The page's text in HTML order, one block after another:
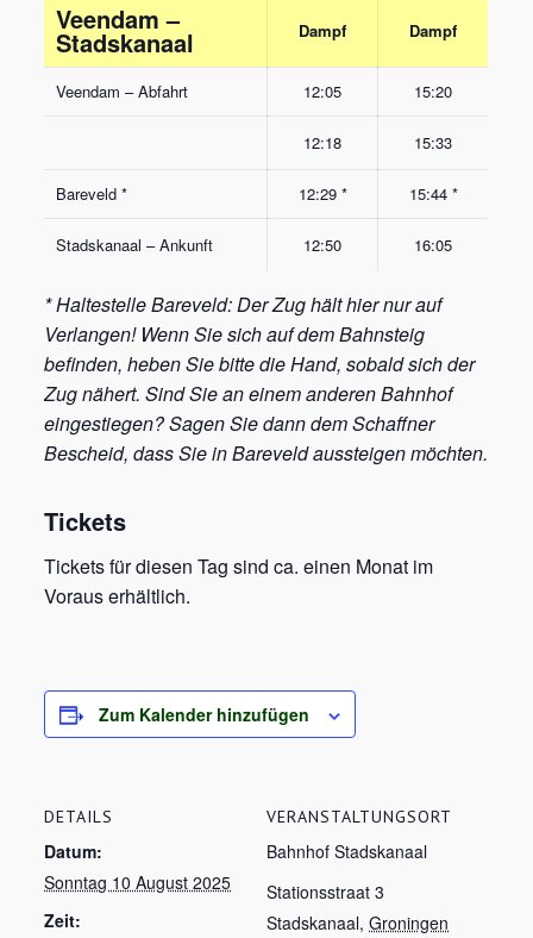
Veendam –
Stadskanaal Dampf Dampf
Veendam – Abfahrt 12:05 15:20
12:18 15:33
Bareveld * 12:29 * 15:44 *
Stadskanaal – Ankunft 12:50 16:05
* Haltestelle Bareveld: Der Zug hält hier nur auf
Verlangen! Wenn Sie sich auf dem Bahnsteig
befinden, heben Sie bitte die Hand, sobald sich der
Zug nähert. Sind Sie an einem anderen Bahnhof
eingestiegen? Sagen Sie dann dem Schaffner
Bescheid, dass Sie in Bareveld aussteigen möchten.
Tickets
Tickets für diesen Tag sind ca. einen Monat im
Voraus erhältlich.
Zum Kalender hinzufügen
DETAILS
Datum:
Sonntag 10 August 2025
Zeit:
VERANSTALTUNGSORT
Bahnhof Stadskanaal
Stationsstraat 3
Stadskanaal, Groningen